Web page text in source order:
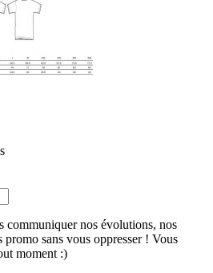
communiquer nos évolutions, nos
promo sans vous oppresser ! Vous
moment :)